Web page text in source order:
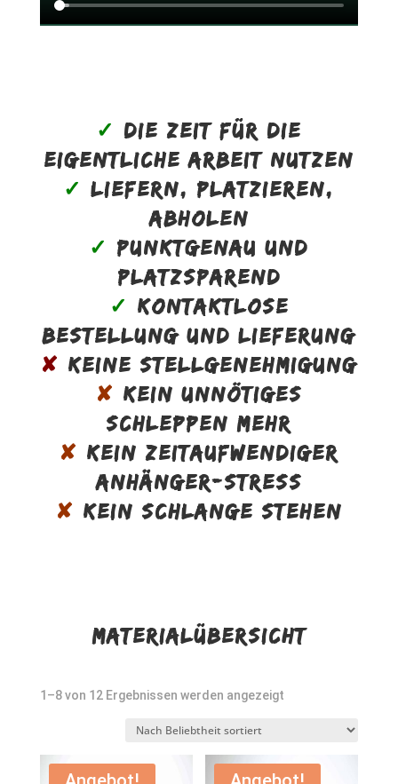
✓ DIE ZEIT FÜR DIE
EIGENTLICHE ARBEIT NUTZEN
✓ LIEFERN, PLATZIEREN,
ABHOLEN
✓ PUNKTGENAU UND
PLATZSPAREND
✓ KONTAKTLOSE
BESTELLUNG UND LIEFERUNG
✘ KEINE STELLGENEHMIGUNG
✘ KEIN UNNÖTIGES
SCHLEPPEN MEHR
✘ KEIN ZEITAUFWENDIGER
ANHÄNGER-STRESS
✘ KEIN SCHLANGE STEHEN
MATERIALÜBERSICHT
1–8 von 12 Ergebnissen werden angezeigtNach